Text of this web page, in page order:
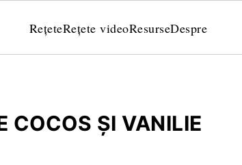
RețeteRețete videoResurseDespre
COCOS ŞI VANILIE